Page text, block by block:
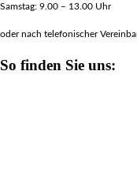
Samstag: 9.00 – 13.00 Uhr
oder nach telefonischer
So finden Sie uns: